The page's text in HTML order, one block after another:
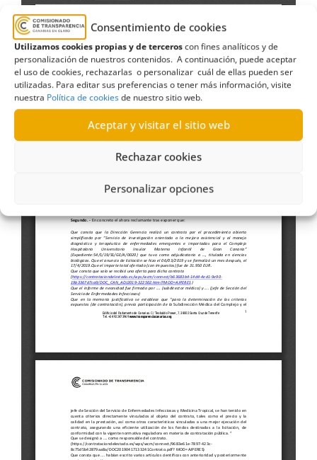
Consentimiento de cookies
Utilizamos cookies propias y de terceroscon fines analíticos y de
personalización de nuestros contenidos. A continuación, puede aceptar
el uso de cookies, rechazarlas o personalizar cuál de ellas pueden ser
utilizadas. Para editar sus preferencias o tener más información, visite
nuestra Política de cookiesde nuestro sitio web.
Aceptar y visitar el sitio web
Rechazar cookies
Personalizar opciones